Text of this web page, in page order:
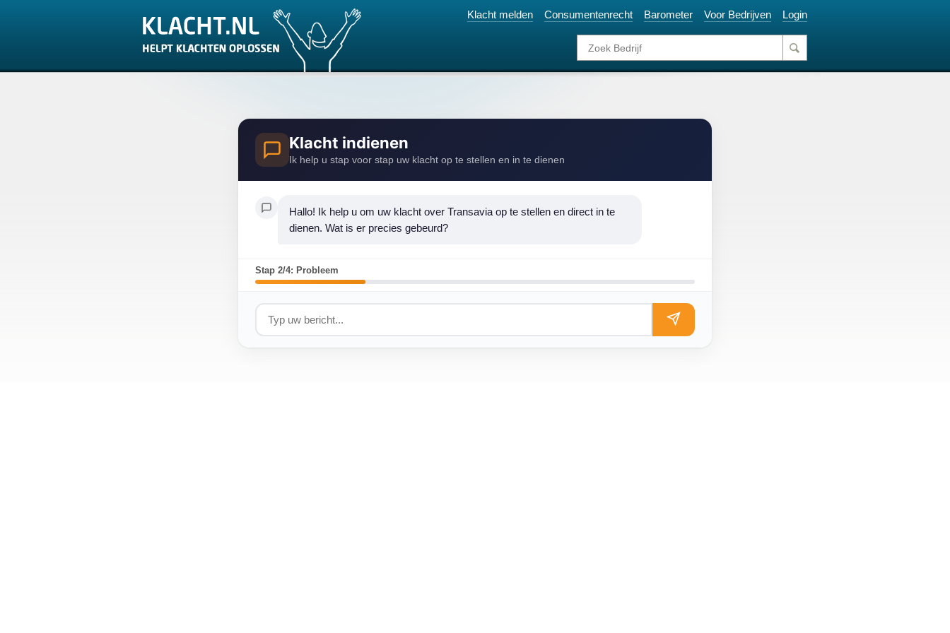
Klacht melden Consumentenrecht Barometer Voor Bedrijven Login
Klacht indienen
Ik help u stap voor stap uw klacht op te stellen en in te dienen
Hallo! Ik help u om uw klacht over Transavia op te stellen en direct in te
dienen. Wat is er precies gebeurd?
Stap 2/4: Probleem